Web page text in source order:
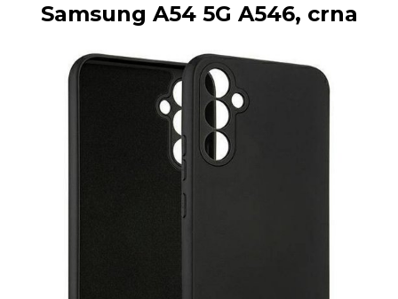
Samsung A54 5G A546, crna